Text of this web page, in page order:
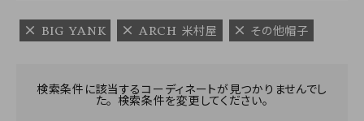
BRAND
BIG YANK ARCH 米村屋 その他帽子
検索条件に該当するコーディネートが見つかりませんでし
た。 検索条件を変更してください。